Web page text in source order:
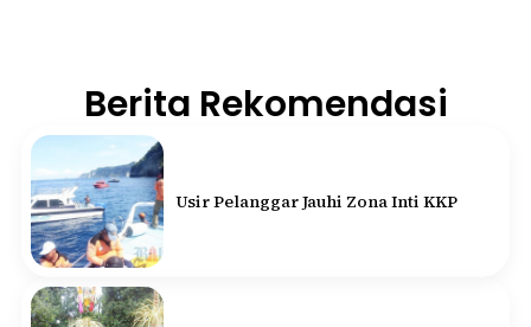
Berita Rekomendasi
Usir Pelanggar Jauhi Zona Inti KKP